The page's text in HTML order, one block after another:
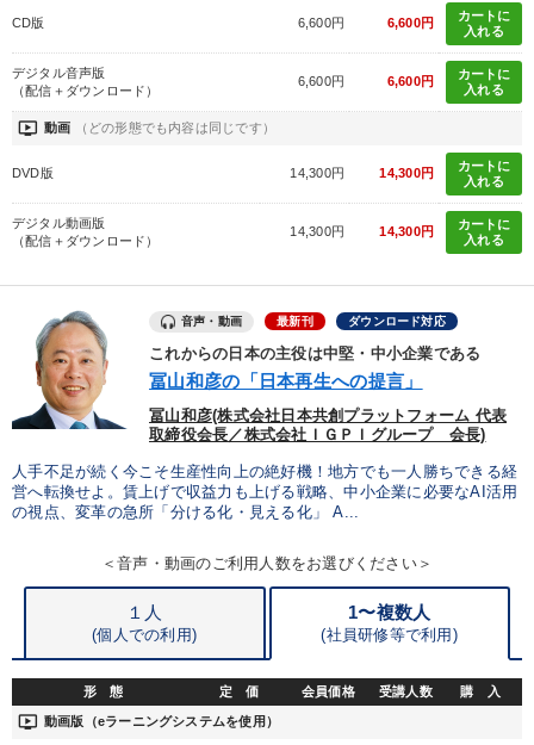
CD版 6,600円 6,600円
カートに
入れる
デジタル音声版
（配信＋ダウンロード）
6,600円 6,600円
カートに
入れる
ondemand_video 動画 （どの形態でも内容は同じです）
DVD版 14,300円 14,300円
カートに
入れる
デジタル動画版
（配信＋ダウンロード）
14,300円 14,300円
カートに
入れる
音声・動画 最新刊 ダウンロード対応
これからの日本の主役は中堅・中小企業である
冨山和彦の「日本再生への提言」
冨山和彦(株式会社日本共創プラットフォーム 代表
取締役会長／株式会社ＩＧＰＩグループ 会長)
人手不足が続く今こそ生産性向上の絶好機！地方でも一人勝ちできる経
営へ転換せよ。賃上げで収益力も上げる戦略、中小企業に必要なAI活用
の視点、変革の急所「分ける化・見える化」 A...
＜音声・動画のご利用人数をお選びください＞
１人
(個人での利用)
1〜複数人
(社員研修等で利用)
形 態 定 価 会員価格 受講人数 購 入
ondemand_video 動画版（eラーニングシステムを使用）